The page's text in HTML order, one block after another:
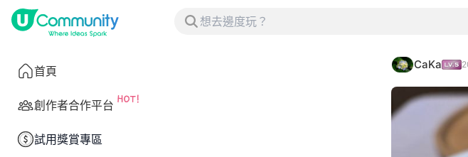
首頁
創作者合作平台
試用獎賞專區
CaKa